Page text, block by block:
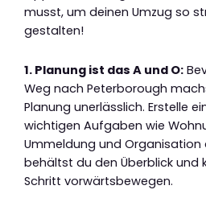
musst, um deinen Umzug so
gestalten!
1. Planung ist das A und O:
Weg nach Peterborough
Planung unerlässlich. Erstelle
wichtigen Aufgaben wie
Ummeldung und Organisation
behältst du den Überblick und
Schritt vorwärtsbewegen.